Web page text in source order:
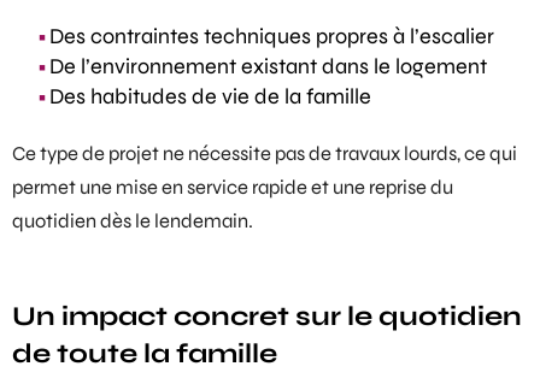
Des contraintes techniques propres à l’escalier
De l’environnement existant dans le logement
Des habitudes de vie de la famille
Ce type de projet ne nécessite pas de travaux lourds, ce qui
permet une mise en service rapide et une reprise du
quotidien dès le lendemain.
Un impact concret sur le quotidien
de toute la famille